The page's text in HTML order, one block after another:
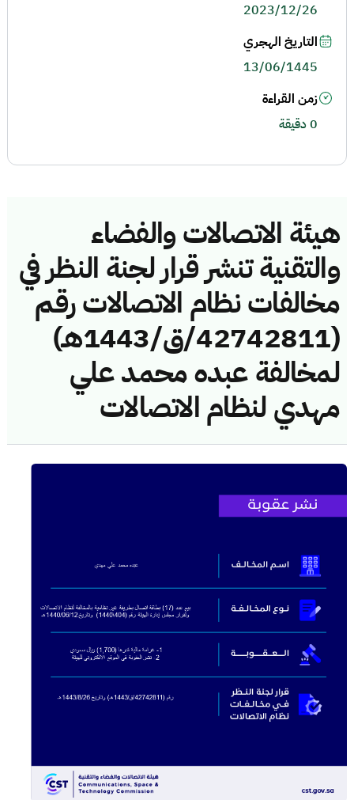
هيئة الاتصالات والفضاء
والتقنية تنشر قرار لجنة النظر في
مخالفات نظام الاتصالات رقم
(42742811/ق/1443هـ)
لمخالفة عبده محمد علي
مهدي لنظام الاتصالات
2023/12/26
التاريخ الهجري
13/06/1445
زمن القراءة
0 دقيقة